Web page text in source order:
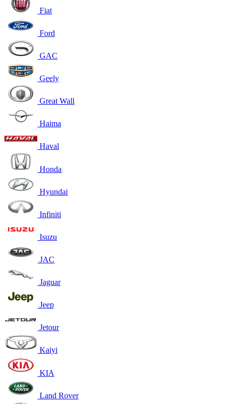
Fiat
Ford
GAC
Geely
Great Wall
Haima
Haval
Honda
Hyundai
Infiniti
Isuzu
JAC
Jaguar
Jeep
Jetour
Kaiyi
KIA
Land Rover